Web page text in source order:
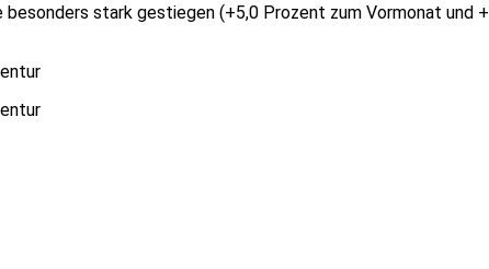
stark gestiegen (+5,0 Prozent zum Vormonat und